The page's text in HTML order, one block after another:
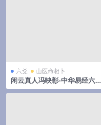
六爻 山医命相卜
闲云真人冯映彰-中华易经六爻
实用预测技术讲义352页